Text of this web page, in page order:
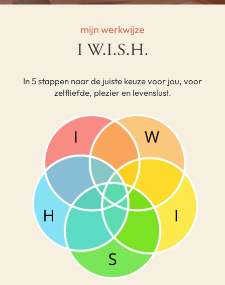
mijn werkwijze
I W.I.S.H.
In 5 stappen naar de juiste keuze voor jou, voor
zelfliefde, plezier en levenslust.